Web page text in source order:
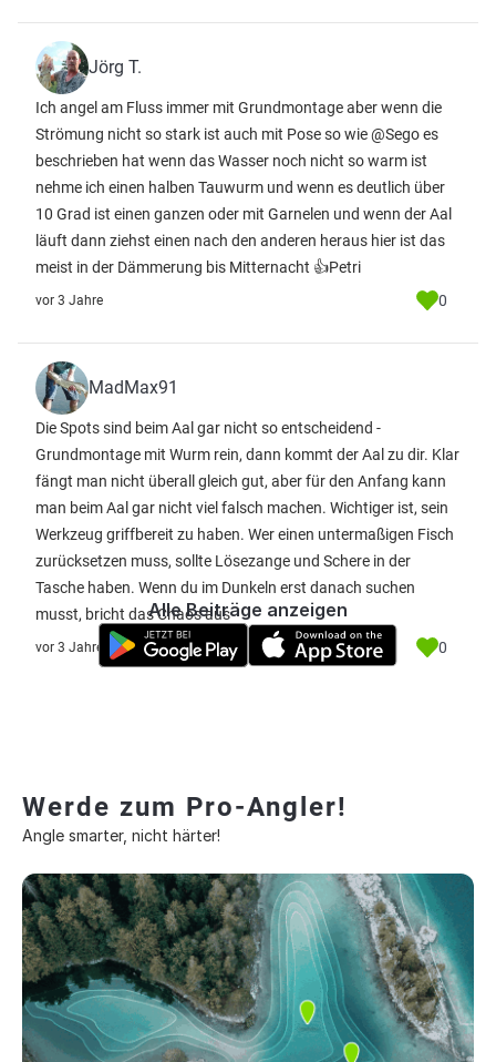
Jörg T.
Ich angel am Fluss immer mit Grundmontage aber wenn die
Strömung nicht so stark ist auch mit Pose so wie @Sego es
beschrieben hat wenn das Wasser noch nicht so warm ist
nehme ich einen halben Tauwurm und wenn es deutlich über
10 Grad ist einen ganzen oder mit Garnelen und wenn der Aal
läuft dann ziehst einen nach den anderen heraus hier ist das
meist in der Dämmerung bis Mitternacht 👍Petri
vor 3 Jahre 0
MadMax91
Die Spots sind beim Aal gar nicht so entscheidend -
Grundmontage mit Wurm rein, dann kommt der Aal zu dir. Klar
fängt man nicht überall gleich gut, aber für den Anfang kann
man beim Aal gar nicht viel falsch machen. Wichtiger ist, sein
Werkzeug griffbereit zu haben. Wer einen untermaßigen Fisch
zurücksetzen muss, sollte Lösezange und Schere in der
Tasche haben. Wenn du im Dunkeln erst danach suchen
musst, bricht das Chaos aus
vor 3 Jahre 0
Alle Beiträge anzeigen
Werde zum Pro-Angler!
Angle smarter, nicht härter!